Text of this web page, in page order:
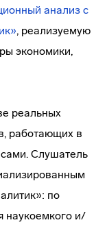
анализ с
, реализуемую
экономики,
реальных
работающих в
Слушатель
по
наукоемкого и/